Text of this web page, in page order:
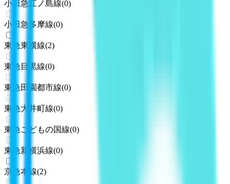
小田急江ノ島線(0)
小田急多摩線(0)
東急東横線(2)
東急目黒線(0)
東急田園都市線(0)
東急大井町線(0)
東急こどもの国線(0)
東急新横浜線(0)
京急本線(2)